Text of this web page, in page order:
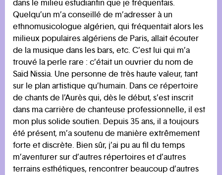
dans le milieu estudiantin que je fréquentais.
Quelqu’un m’a conseillé de m’adresser à un
ethnomusicologue algérien, qui fréquentait alors les
milieux populaires algériens de Paris, allait écouter
de la musique dans les bars, etc. C’est lui qui m’a
trouvé la perle rare : c’était un ouvrier du nom de
Saïd Nissia. Une personne de très haute valeur, tant
sur le plan artistique qu’humain. Dans ce répertoire
de chants de l’Aurès qui, dès le début, s’est inscrit
dans ma carrière de chanteuse professionnelle, il est
mon plus solide soutien. Depuis 35 ans, il a toujours
été présent, m’a soutenu de manière extrêmement
forte et discrète. Bien sûr, j’ai pu au fil du temps
m’aventurer sur d’autres répertoires et d’autres
terrains esthétiques, rencontrer beaucoup d’autres